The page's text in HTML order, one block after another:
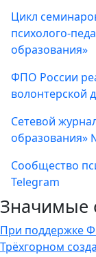
Цикл
психолого-
образования»
ФПО России
волонтерской
Сетевой
образования»
Сообщество
Telegram
Значимые
При поддержке
Трёхгорном